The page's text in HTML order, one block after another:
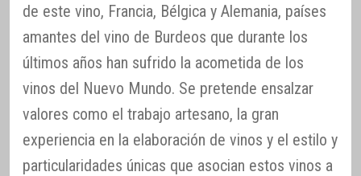
de este vino, Francia, Bélgica y Alemania, países
amantes del vino de Burdeos que durante los
últimos años han sufrido la acometida de los
vinos del Nuevo Mundo. Se pretende ensalzar
valores como el trabajo artesano, la gran
experiencia en la elaboración de vinos y el estilo y
particularidades únicas que asocian estos vinos a